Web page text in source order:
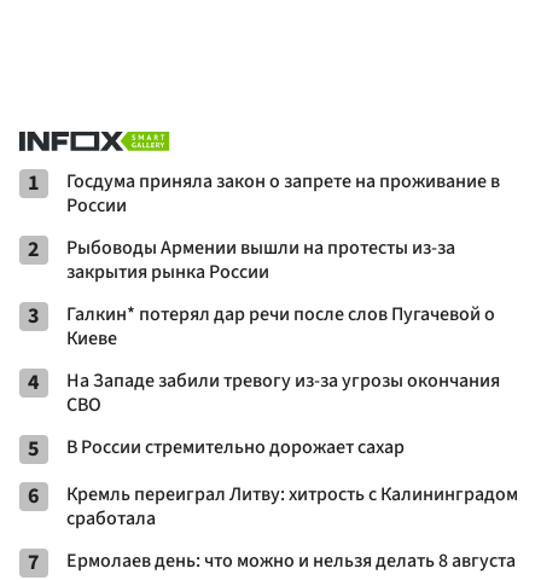
1
Госдума приняла закон о запрете на проживание в
России
2
Рыбоводы Армении вышли на протесты из-за
закрытия рынка России
3
Галкин* потерял дар речи после слов Пугачевой о
Киеве
4
На Западе забили тревогу из-за угрозы окончания
СВО
5 В России стремительно дорожает сахар
6
Кремль переиграл Литву: хитрость с Калининградом
сработала
7 Ермолаев день: что можно и нельзя делать 8 августа